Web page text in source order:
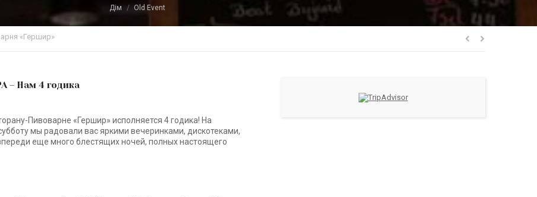
Дім Old Event
«Гершир»
– Нам 4 годика
Пивоварне «Гершир» исполняется 4 годика! На
мы радовали вас яркими вечеринками, дискотеками,
еще много блестящих ночей, полных настоящего